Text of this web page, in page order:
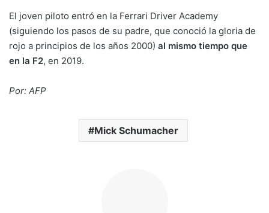
El joven piloto entró en la Ferrari Driver Academy
(siguiendo los pasos de su padre, que conoció la gloria de
rojo a principios de los años 2000) al mismo tiempo que
en la F2, en 2019.
Por: AFP
Mick Schumacher